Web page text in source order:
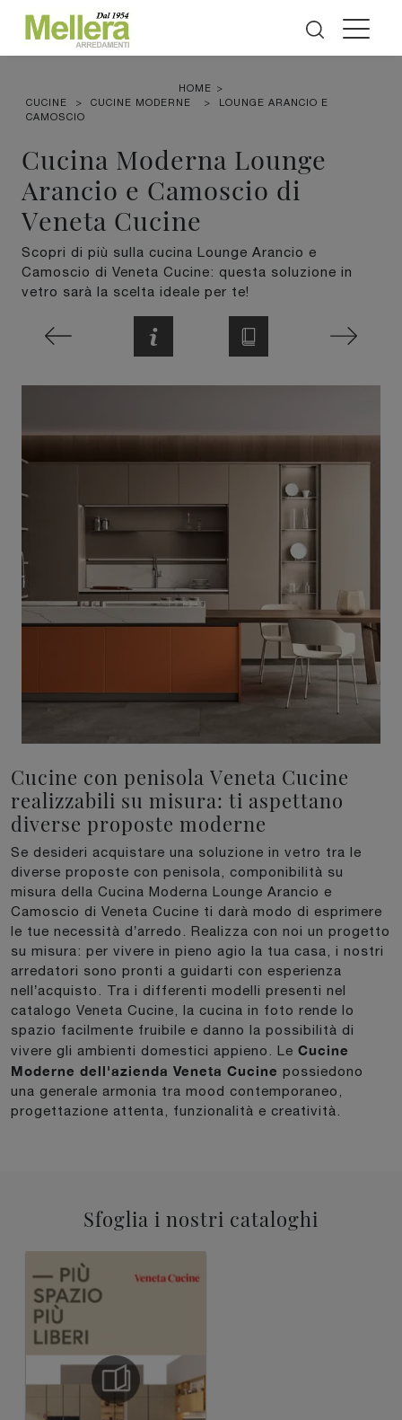
HOME >
CUCINE
> CUCINE MODERNE >
LOUNGE ARANCIO E
CAMOSCIO
Cucina Moderna Lounge
Arancio e Camoscio di
Veneta Cucine
Scopri di più sulla cucina Lounge Arancio e
Camoscio di Veneta Cucine: questa soluzione in
vetro sarà la scelta ideale per te!
Cucine con penisola Veneta Cucine
realizzabili su misura: ti aspettano
diverse proposte moderne
Se desideri acquistare una soluzione in vetro tra le
diverse proposte con penisola, componibilità su
misura della Cucina Moderna Lounge Arancio e
Camoscio di Veneta Cucine ti darà modo di esprimere
le tue necessità d’arredo. Realizza con noi un progetto
su misura: per vivere in pieno agio la tua casa, i nostri
arredatori sono pronti a guidarti con esperienza
nell’acquisto. Tra i differenti modelli presenti nel
catalogo Veneta Cucine, la cucina in foto rende lo
spazio facilmente fruibile e danno la possibilità di
vivere gli ambienti domestici appieno. Le Cucine
Moderne dell'azienda Veneta Cucine possiedono
una generale armonia tra mood contemporaneo,
progettazione attenta, funzionalità e creatività.
Sfoglia i nostri cataloghi